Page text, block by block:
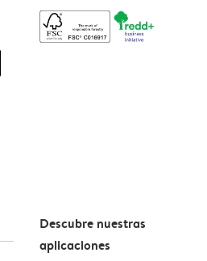
Descubre nuestras
aplicaciones